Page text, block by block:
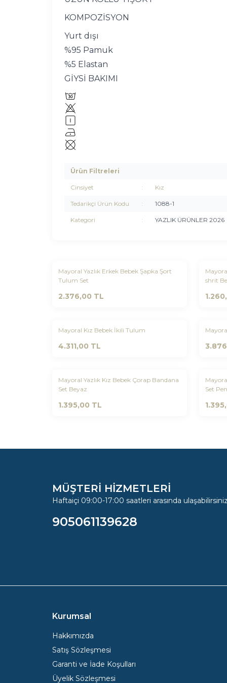
KOMPOZİSYON
Yurt dışı
%95 Pamuk
%5 Elastan
GİYSİ BAKIMI
Ürün Filtreleri
Cinsiyet : Kız
Tedarikçi Ürün Kodu : 1088-1
Kategori : YAZLIK ÜRÜNLER 2026
Yeni
Favorilere Ekle
Mayoral Yazlık Erkek Bebek Şapka Şort
Tulum Set
2.376,00 TL
Yeni
shrit
Yeni
Mayoral Kız Bebek İkili Tulum
4.311,00 TL
Yeni
Yeni
Favorilere Ekle
Mayoral Yazlık Kız Bebek Çorap Bandana
Set Beyaz
1.395,00 TL
Yeni
Set
MÜŞTERİ HİZMETLERİ
Haftaiçi 09:00-17:00 saatleri arasında
905061139628
Kurumsal
Hakkımızda
Satış Sözleşmesi
Garanti ve İade Koşulları
Üyelik Sözleşmesi